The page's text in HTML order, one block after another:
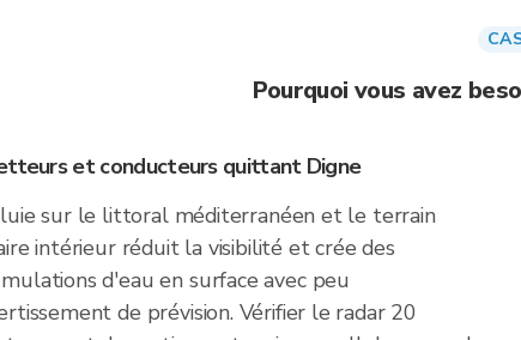
Pourquoi vous avez
et conducteurs quittant Digne
sur le littoral méditerranéen et le terrain
intérieur réduit la visibilité et crée des
d'eau en surface avec peu
de prévision. Vérifier le radar 20